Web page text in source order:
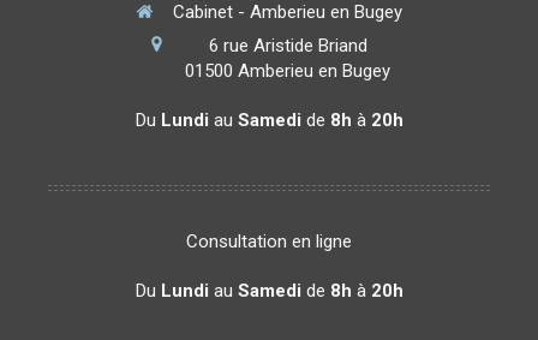
Cabinet - Amberieu en Bugey
6 rue Aristide Briand
01500 Amberieu en Bugey
Du Lundi au Samedi de 8h à 20h
Consultation en ligne
Du Lundi au Samedi de 8h à 20h